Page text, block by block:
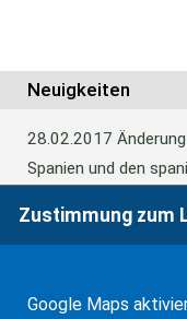
Neuigkeiten
28.02.2017
Spanien und den
24.06.2016
Zustimmung zum
Google Maps